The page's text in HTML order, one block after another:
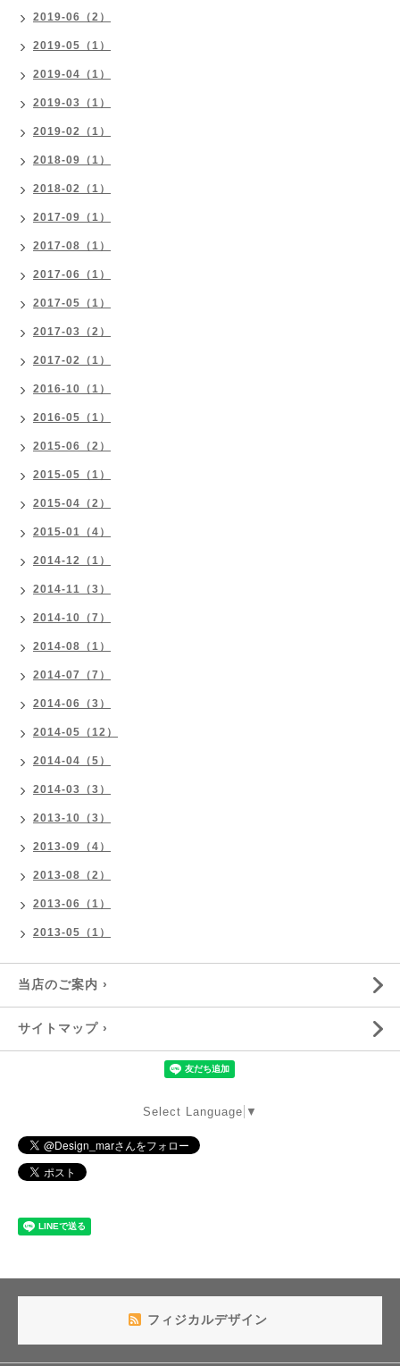
2019-06（2）
2019-05（1）
2019-04（1）
2019-03（1）
2019-02（1）
2018-09（1）
2018-02（1）
2017-09（1）
2017-08（1）
2017-06（1）
2017-05（1）
2017-03（2）
2017-02（1）
2016-10（1）
2016-05（1）
2015-06（2）
2015-05（1）
2015-04（2）
2015-01（4）
2014-12（1）
2014-11（3）
2014-10（7）
2014-08（1）
2014-07（7）
2014-06（3）
2014-05（12）
2014-04（5）
2014-03（3）
2013-10（3）
2013-09（4）
2013-08（2）
2013-06（1）
2013-05（1）
当店のご案内 ›
サイトマップ ›
Select Language ▼
フィジカルデザイン